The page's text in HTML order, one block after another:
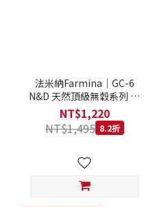
法米納Farmina｜GC-6
N&D 天然頂級無穀系列 室
內/結紮貓 雞肉石榴 1.5KG
NT$1,220
NT$1,495 8.2折